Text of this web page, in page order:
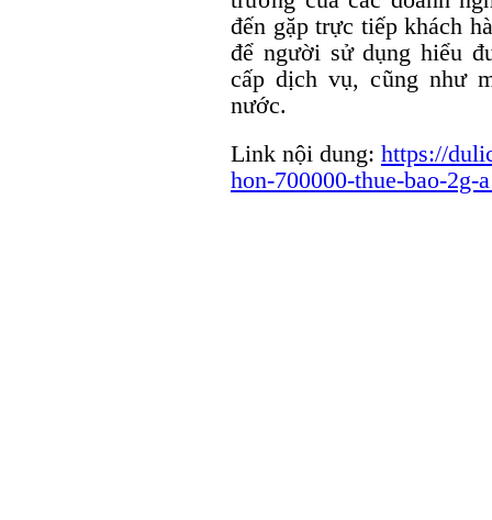
đến gặp trực tiếp khách
để người sử dụng hiểu
cấp dịch vụ, cũng như
nước.
Link nội dung: https://
hon-700000-thue-bao-2g-